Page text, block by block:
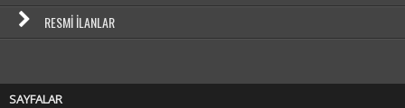
RESMI İLANLAR
SAYFALAR